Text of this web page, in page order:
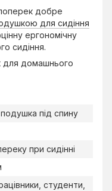
добре
для сидіння
ергономічну
сидіння.
під спину
при сидінні
студенти,